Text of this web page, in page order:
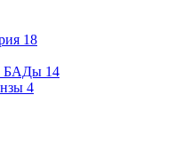
18
БАДы 14
4